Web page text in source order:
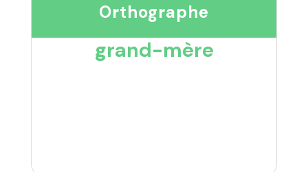
Orthographe
grand-mère